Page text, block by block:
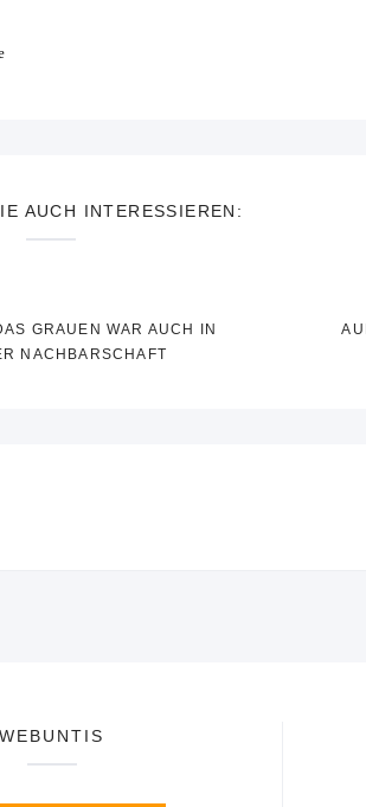
AUCH INTERESSIEREN:
GRAUEN WAR AUCH IN
NACHBARSCHAFT
WEBUNTIS